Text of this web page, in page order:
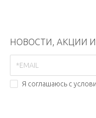
НОВОСТИ, АКЦИИ
Я соглашаюсь с